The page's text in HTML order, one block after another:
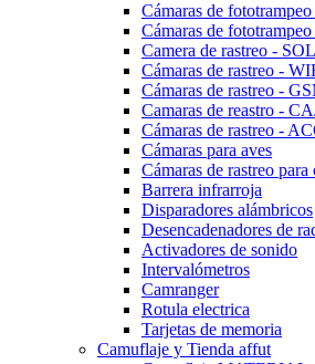
Cámaras de
Cámaras de
Camera de rastreo -
Cámaras de rastreo -
Cámaras de rastreo -
Camaras de reastro -
Cámaras de rastreo -
Cámaras para aves
Cámaras de rastreo para
Barrera infrarroja
Disparadores alámbricos
Desencadenadores de
Activadores de sonido
Intervalómetros
Camranger
Rotula electrica
Tarjetas de memoria
Camuflaje y Tienda affut